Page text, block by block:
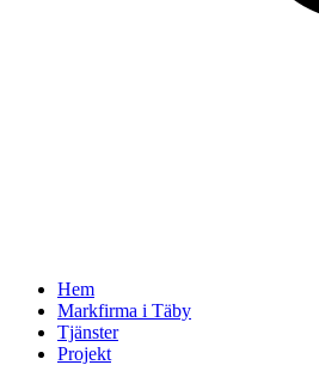
Hem
Markfirma i Täby
Tjänster
Projekt